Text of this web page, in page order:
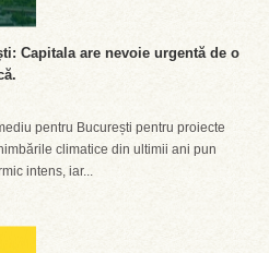
Capitala are nevoie urgentă de o
pentru București pentru proiecte
climatice din ultimii ani pun
intens, iar...